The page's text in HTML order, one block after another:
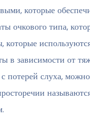
которые
очкового типа,
которые
в зависимости от
потерей слуха,